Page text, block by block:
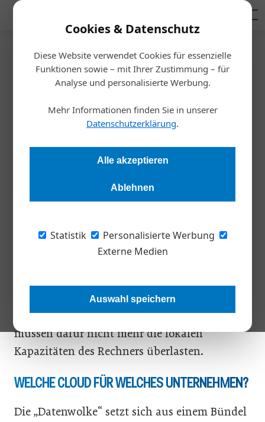
Cookies & Datenschutz
Diese Website verwendet Cookies für essenzielle
Funktionen sowie – mit Ihrer Zustimmung – für
Analyse und personalisierte Werbung.
Mehr Informationen finden Sie in unserer
Datenschutzerklärung.
Alle akzeptieren
Ablehnen
Statistik
Personalisierte Werbung
Externe Medien
Auswahl speichern
Startseite/Allgemein
Was ein idealer Cloud-
Betreiber bieten muss
Bei der Wahl des besten Cloud-Anbieters sind vor allem
maßgeschneiderte Lösungen sowie Sicherheitsaspekte
Auswahlverfahren.
bearbeiten wir große Mengen an Daten in der
„Wolke“, laden, bearbeiten, speichern sie und
müssen dafür nicht mehr die lokalen
Kapazitäten des Rechners überlasten.
WELCHE CLOUD FÜR WELCHES UNTERNEHMEN?
Die „Datenwolke“ setzt sich aus einem Bündel